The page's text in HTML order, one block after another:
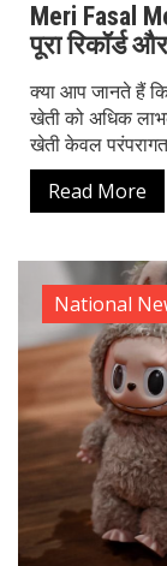
Meri Fasal
पूरा रिकॉर्ड
क्या आप जानते हैं
खेती को अधिक
खेती केवल परंपरागत
Read More
National